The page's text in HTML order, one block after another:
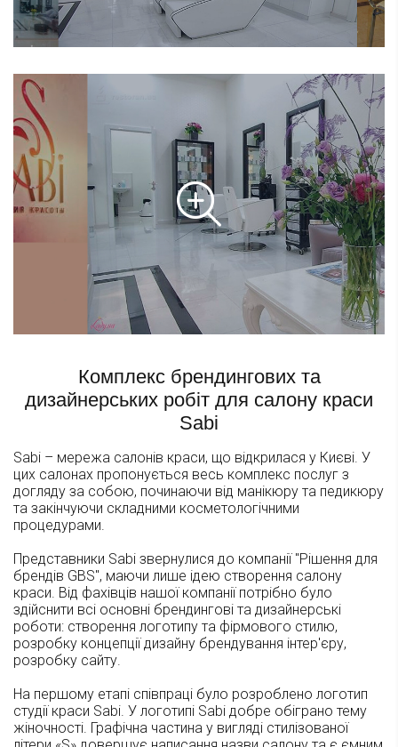
Комплекс брендингових та
дизайнерських робіт для салону краси
Sabi
Sabi – мережа салонів краси, що відкрилася у Києві. У
цих салонах пропонується весь комплекс послуг з
догляду за собою, починаючи від манікюру та педикюру
та закінчуючи складними косметологічними
процедурами.
Представники Sabi звернулися до компанії "Рішення для
брендів GBS", маючи лише ідею створення салону
краси. Від фахівців нашої компанії потрібно було
здійснити всі основні брендингові та дизайнерські
роботи: створення логотипу та фірмового стилю,
розробку концепції дизайну брендування інтер'єру,
розробку сайту.
На першому етапі співпраці було розроблено логотип
студії краси Sabi. У логотипі Sabi добре обіграно тему
жіночності. Графічна частина у вигляді стилізованої